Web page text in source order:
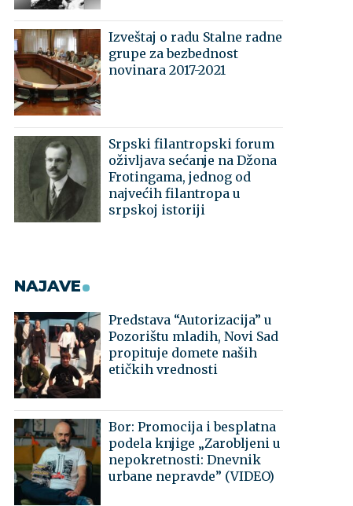
Izveštaj o radu Stalne radne
grupe za bezbednost
novinara 2017-2021
Srpski filantropski forum
oživljava sećanje na Džona
Frotingama, jednog od
najvećih filantropa u
srpskoj istoriji
NAJAVE
Predstava “Autorizacija” u
Pozorištu mladih, Novi Sad
propituje domete naših
etičkih vrednosti
Bor: Promocija i besplatna
podela knjige „Zarobljeni u
nepokretnosti: Dnevnik
urbane nepravde” (VIDEO)